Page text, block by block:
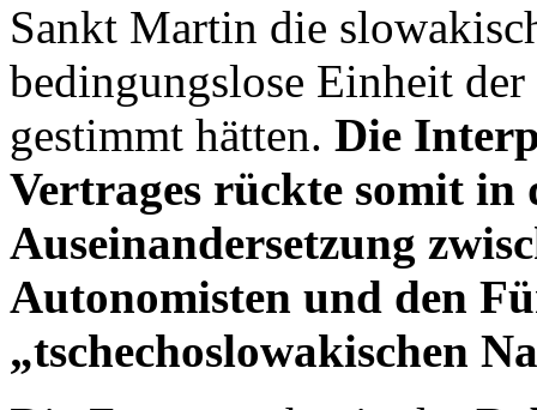
Sankt Martin die
bedingungslose Einheit
gestimmt hätten. Die
Vertrages rückte somit
Auseinandersetzung
Autonomisten und den
„tschechoslowakischen